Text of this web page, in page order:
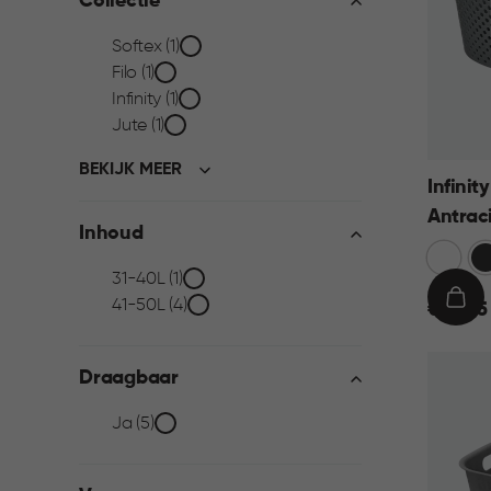
Collectie
filter
Softex (1)
Filo (1)
Infinity (1)
Jute (1)
BEKIJK MEER
Inhoud
Inhoud
31-40L (1)
41-50L (4)
Draagbaar
Draagbaar
Ja (5)
€€ 13,95
IN